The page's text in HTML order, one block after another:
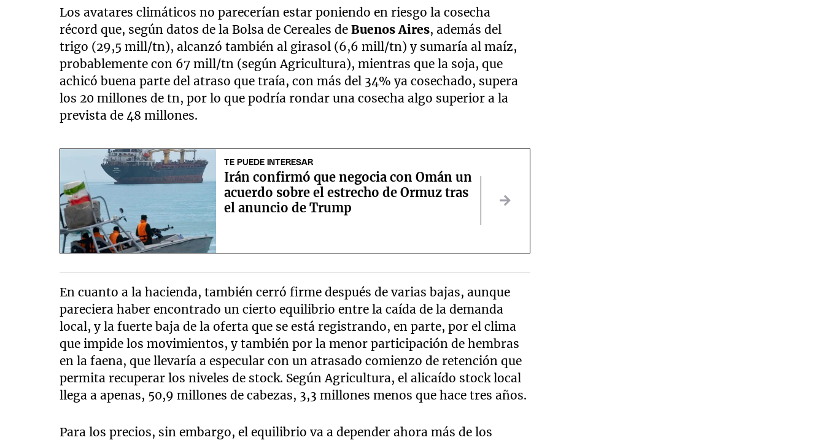
Los avatares climáticos no parecerían estar poniendo en riesgo la cosecha
récord que, según datos de la Bolsa de Cereales deBuenos Aires, además del
trigo (29,5 mill/tn), alcanzó también al girasol (6,6 mill/tn) y sumaría al maíz,
probablemente con 67 mill/tn (según Agricultura), mientras que la soja, que
achicó buena parte del atraso que traía, con más del 34% ya cosechado, supera
los 20 millones de tn, por lo que podría rondar una cosecha algo superior a la
prevista de 48 millones.
TE PUEDE INTERESAR
Irán confirmó que negocia con Omán un
acuerdo sobre el estrecho de Ormuz tras
el anuncio de Trump
En cuanto a la hacienda, también cerró firme después de varias bajas, aunque
pareciera haber encontrado un cierto equilibrio entre la caída de la demanda
local, y la fuerte baja de la oferta que se está registrando, en parte, por el clima
que impide los movimientos, y también por la menor participación de hembras
en la faena, que llevaría a especular con un atrasado comienzo de retención que
permita recuperar los niveles de stock. Según Agricultura, el alicaído stock local
llega a apenas, 50,9 millones de cabezas, 3,3 millones menos que hace tres años.
Para los precios, sin embargo, el equilibrio va a depender ahora más de los